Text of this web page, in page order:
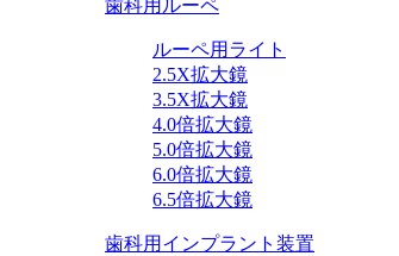
歯科用ルーペ
ルーペ用ライト
2.5X拡大鏡
3.5X拡大鏡
4.0倍拡大鏡
5.0倍拡大鏡
6.0倍拡大鏡
6.5倍拡大鏡
歯科用インプラント装置